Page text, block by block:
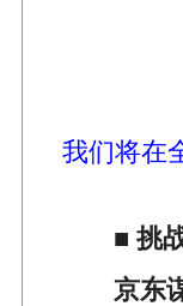
我们将在
■ 挑
京东